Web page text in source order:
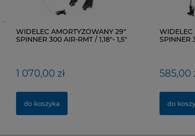
WIDELEC AMORTYZOWANY 29"
SPINNER 300 AIR-RMT / 1,18"- 1,5"
1 070,00 zł
do koszyka
WIDELEC
SPINNER
585,00
do